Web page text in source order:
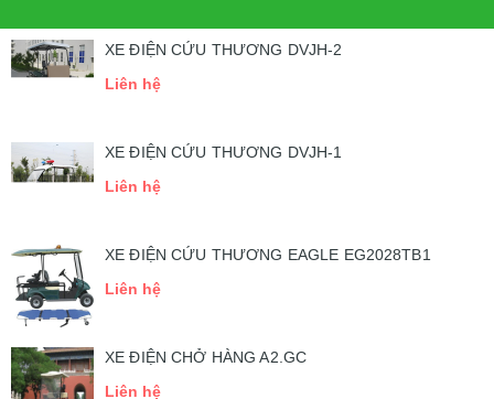
XE ĐIỆN CỨU THƯƠNG DVJH-2
Liên hệ
XE ĐIỆN CỨU THƯƠNG DVJH-1
Liên hệ
XE ĐIỆN CỨU THƯƠNG EAGLE EG2028TB1
Liên hệ
XE ĐIỆN CHỞ HÀNG A2.GC
Liên hệ